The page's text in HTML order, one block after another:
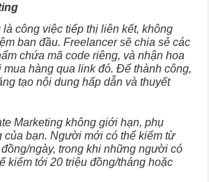
công việc tiếp thị liên kết, không
ban đầu. Freelancer sẽ chia sẻ các
chứa mã code riêng, và nhận hoa
hàng qua link đó. Để thành công,
tạo nội dung hấp dẫn và thuyết
Marketing không giới hạn, phụ
của bạn. Người mới có thể kiếm từ
ngày, trong khi những người có
kiếm tới 20 triệu đồng/tháng hoặc